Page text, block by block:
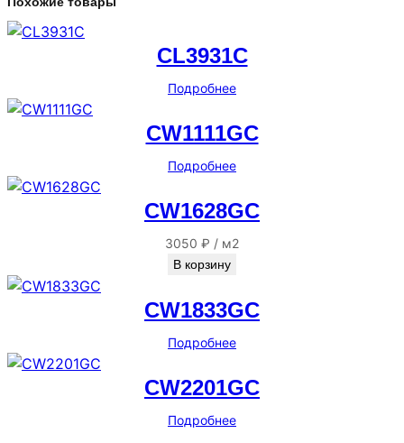
CL3931C
Подробнее
CW1111GC
Подробнее
CW1628GC
3050 ₽ / м2
В корзину
CW1833GC
Подробнее
CW2201GC
Подробнее